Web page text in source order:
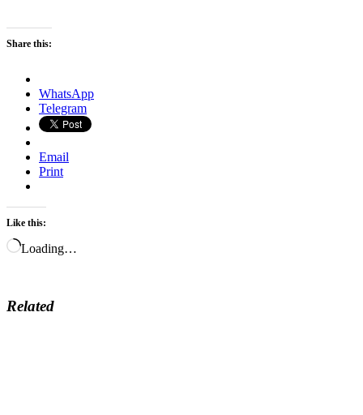
Share this:
WhatsApp
Telegram
Email
Print
Like this:
Loading…
Related